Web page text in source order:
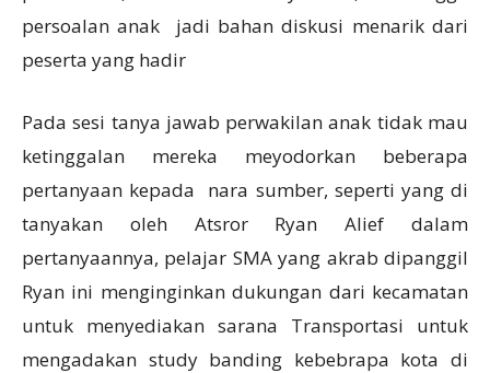
persoalan anak jadi bahan diskusi menarik dari
peserta yang hadir
Pada sesi tanya jawab perwakilan anak tidak mau
ketinggalan mereka meyodorkan beberapa
pertanyaan kepada nara sumber, seperti yang di
tanyakan oleh Atsror Ryan Alief dalam
pertanyaannya, pelajar SMA yang akrab dipanggil
Ryan ini menginginkan dukungan dari kecamatan
untuk menyediakan sarana Transportasi untuk
mengadakan study banding kebebrapa kota di